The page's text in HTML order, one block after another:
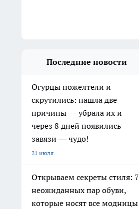
Последние новости
Огурцы пожелтели и
скрутились: нашла две
причины — убрала их и
через 8 дней появились
завязи — чудо!
21 июля
Открываем секреты стиля: 7
неожиданных пар обуви,
которые носят все модницы